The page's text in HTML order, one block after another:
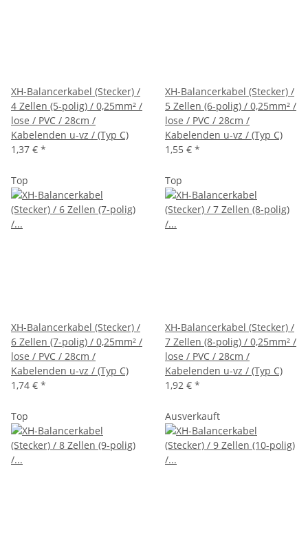
XH-Balancerkabel (Stecker) /
4 Zellen (5-polig) / 0,25mm² /
lose / PVC / 28cm /
Kabelenden u-vz / (Typ C)
1,37 € *
XH-Balancerkabel (Stecker) /
5 Zellen (6-polig) / 0,25mm² /
lose / PVC / 28cm /
Kabelenden u-vz / (Typ C)
1,55 € *
Top
XH-Balancerkabel (Stecker) /
6 Zellen (7-polig) / 0,25mm² /
lose / PVC / 28cm /
Kabelenden u-vz / (Typ C)
1,74 € *
Top
XH-Balancerkabel (Stecker) /
7 Zellen (8-polig) / 0,25mm² /
lose / PVC / 28cm /
Kabelenden u-vz / (Typ C)
1,92 € *
Top Ausverkauft